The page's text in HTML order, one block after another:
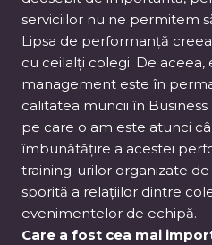
serviciilor nu ne permitem
Lipsa de performanță
cu ceilalți colegi. De aceea,
management este în
calitatea muncii în Business
pe care o am este atunci
îmbunătățire a acestei
training-urilor organizate
sporită a relațiilor dintre
evenimentelor de echipă.
Care a fost cea mai